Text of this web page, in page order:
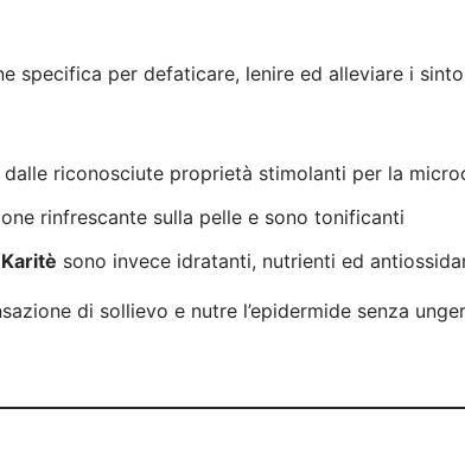
specifica per defaticare, lenire ed alleviare i
dalle riconosciute proprietà stimolanti per la
rinfrescante sulla pelle e sono tonificanti
sono invece idratanti, nutrienti ed
di sollievo e nutre l’epidermide senza